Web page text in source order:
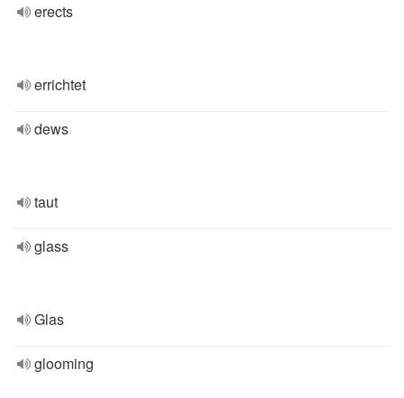
erects
errichtet
dews
taut
glass
Glas
glooming